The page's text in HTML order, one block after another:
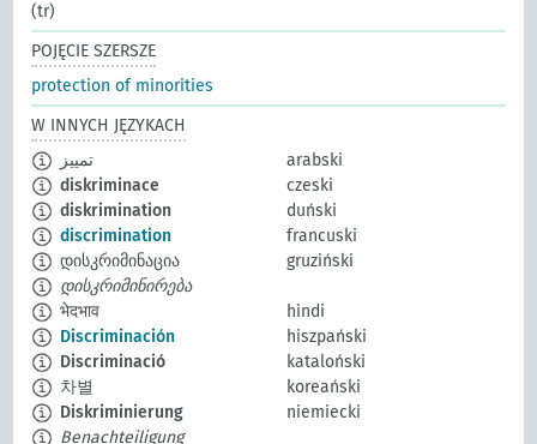
(tr)
POJĘCIE SZERSZE
protection of minorities
W INNYCH JĘZYKACH
تمييز
arabski
diskriminace
czeski
diskrimination
duński
discrimination
francuski
დისკრიმინაცია
gruziński
დისკრიმინირება
भेदभाव
hindi
Discriminación
hiszpański
Discriminació
kataloński
차별
koreański
Diskriminierung
niemiecki
Benachteiligung